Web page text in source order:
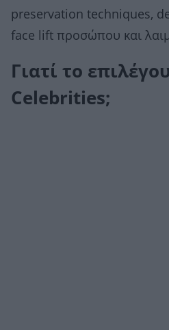
preservation techniques,
face lift προσώπου και
Γιατί το
Celebrities;